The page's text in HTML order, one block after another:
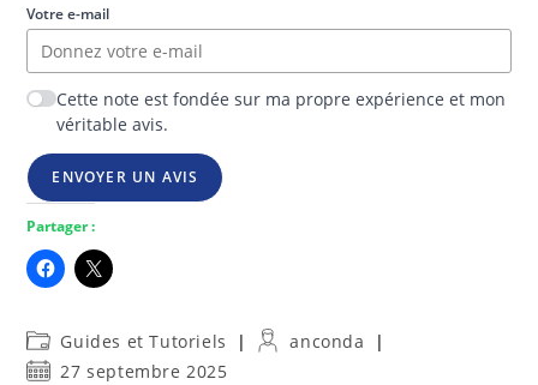
Votre e-mail
Cette note est fondée sur ma propre expérience et mon
véritable avis.
ENVOYER UN AVIS
Partager :
Post
category:
Guides et Tutoriels
Auteur/autrice
anconda
Publication
27 septembre 2025